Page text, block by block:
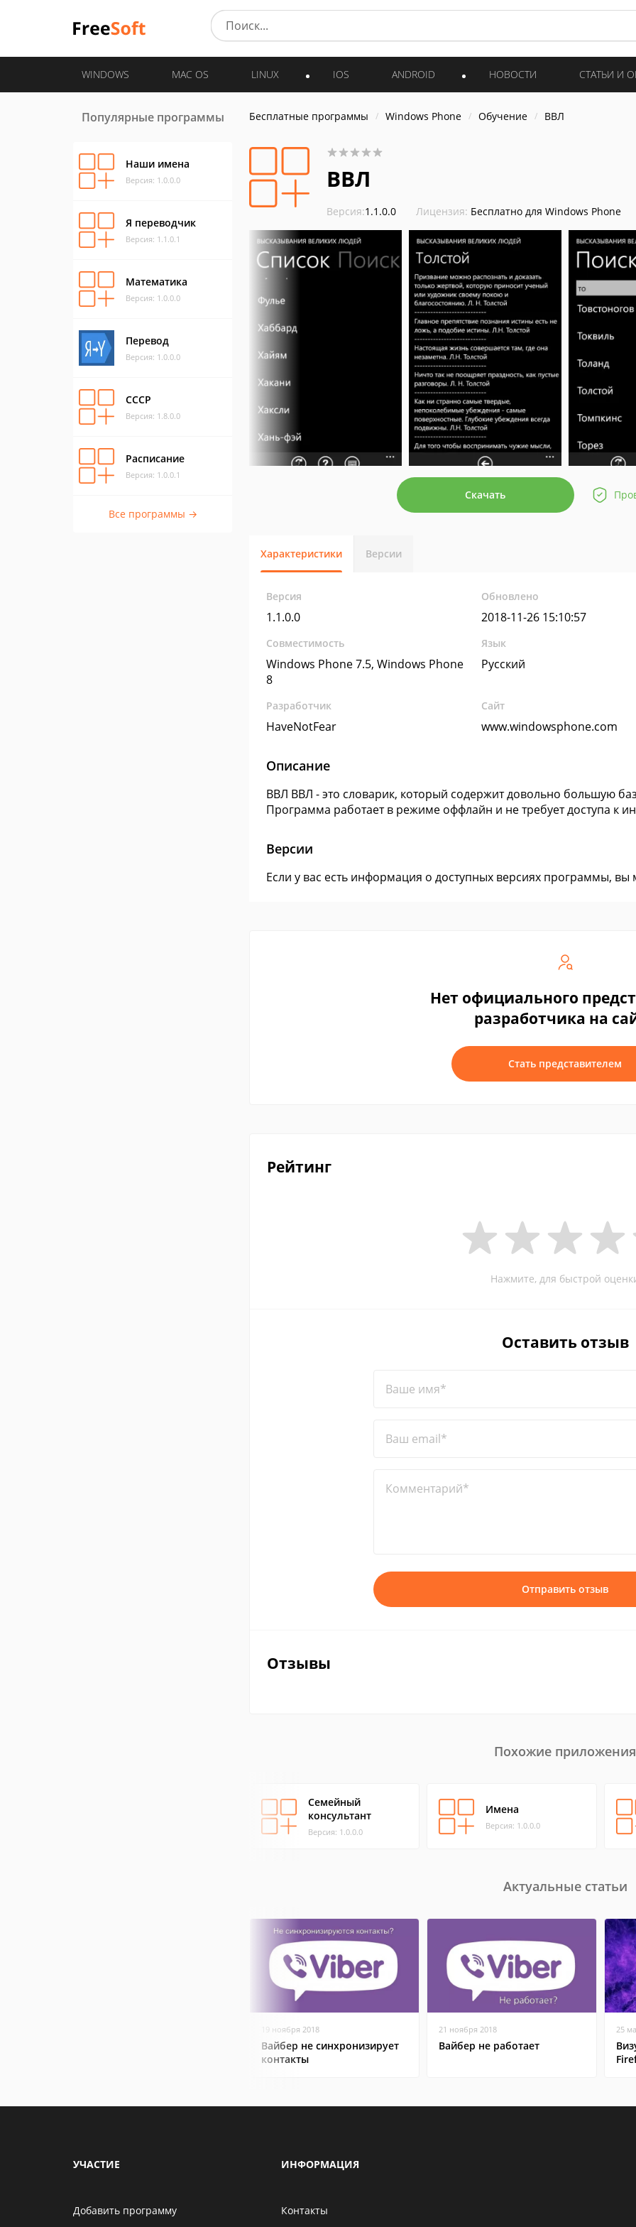
WINDOWS MAC OS LINUX IOS ANDROID НОВОСТИ СТАТЬИ И
Популярные программы
Наши имена
Версия: 1.0.0.0
Я переводчик
Версия: 1.1.0.1
Математика
Версия: 1.0.0.0
Перевод
Версия: 1.0.0.0
СССР
Версия: 1.8.0.0
Расписание
Версия: 1.0.0.1
Все программы →
Бесплатные программы Windows Phone Обучение ВВЛ
ВВЛ
Версия:1.1.0.0 Лицензия: Бесплатно для Windows Phone
Скачать
Характеристики Версии
Версия
1.1.0.0
Обновлено
2018-11-26 15:10:57
Совместимость
Windows Phone 7.5, Windows Phone
8
Язык
Русский
Разработчик
HaveNotFear
Сайт
www.windowsphone.com
Описание
ВВЛ ВВЛ - это словарик, который содержит довольно большую
Программа работает в режиме оффлайн и не требует доступа к
Версии
Если у вас есть информация о доступных версиях программы,
Нет официального
разработчика на
Стать представителем
Рейтинг
Нажмите, для быстрой
Оставить отзыв
Ваше имя*
Ваш email*
Комментарий*
Отправить отзыв
Отзывы
Похожие приложения
Семейный
консультант
Версия: 1.0.0.0
Имена
Версия: 1.0.0.0
Актуальные статьи
19 ноября 2018
Вайбер не синхронизирует
контакты
21 ноября 2018
Вайбер не работает
25
УЧАСТИЕ
Добавить программу
ИНФОРМАЦИЯ
Контакты